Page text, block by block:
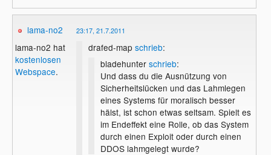
lama-no2
lama-no2 hat
kostenlosen
Webspace.
23:17, 21.7.2011
drafed-map schrieb:
bladehunter schrieb:
Und dass du die Ausnützung von
Sicherheitslücken und das Lahmlegen
eines Systems für moralisch besser
hälst, ist schon etwas seltsam. Spielt es
im Endeffekt eine Rolle, ob das System
durch einen Exploit oder durch einen
DDOS lahmgelegt wurde?